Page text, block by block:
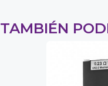
TAMBIÉN